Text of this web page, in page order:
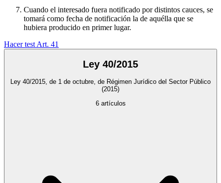
Cuando el interesado fuera notificado por distintos cauces, se
tomará como fecha de notificación la de aquélla que se
hubiera producido en primer lugar.
Hacer test Art. 41
Ley 40/2015
Ley 40/2015, de 1 de octubre, de Régimen Jurídico del Sector Público
(2015)
6artículos